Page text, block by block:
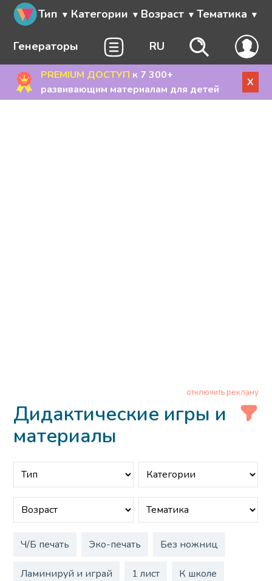
Тип Категории Возраст Тематика
Генераторы RU
PREMIUM ДОСТУП к 7 300+
развивающим материалам для детей
X
отключить рекламу
Дидактические игры и
материалы
Ч/Б печать Эко-печать Без ножниц
Ламинируй и играй 1 лист К школе